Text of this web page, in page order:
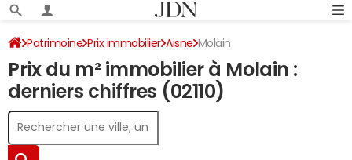
Patrimoine Prix immobilier Aisne Molain
Prix du m² immobilier à Molain :
derniers chiffres (02110)